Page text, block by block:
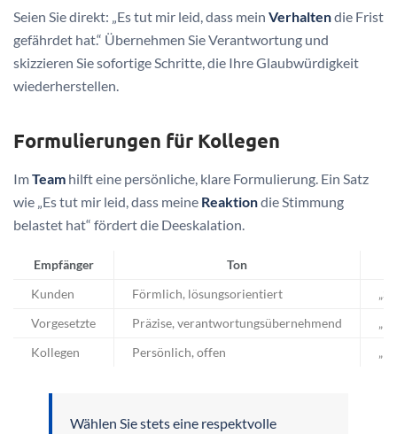
Seien Sie direkt: „Es tut mir leid, dass mein Verhaltendie Frist
gefährdet hat.“ Übernehmen Sie Verantwortung und
skizzieren Sie sofortige Schritte, die Ihre Glaubwürdigkeit
wiederherstellen.
Formulierungen für Kollegen
ImTeam hilft eine persönliche, klare Formulierung. Ein Satz
wie „Es tut mir leid, dass meine Reaktiondie Stimmung
belastet hat“ fördert die Deeskalation.
Empfänger Ton
Kunden Förmlich, lösungsorientiert
Vorgesetzte Präzise, verantwortungsübernehmend
Kollegen Persönlich, offen
Wählen Sie stets eine respektvolle